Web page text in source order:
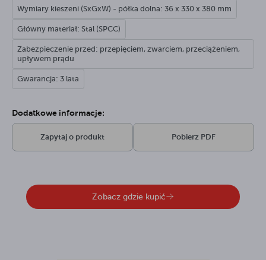
Wymiary kieszeni (SxGxW) - półka dolna: 36 x 330 x 380 mm
Główny materiał: Stal (SPCC)
Zabezpieczenie przed: przepięciem, zwarciem, przeciążeniem,
upływem prądu
Gwarancja: 3 lata
Dodatkowe informacje:
Zapytaj o produkt Pobierz PDF
Zobacz gdzie kupić